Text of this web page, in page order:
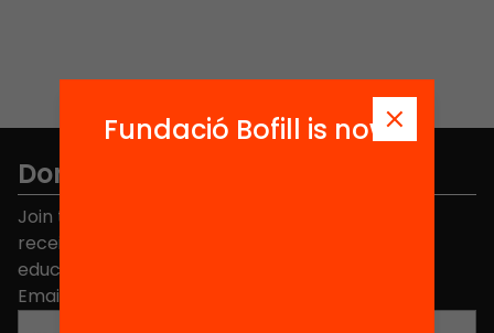
Don't miss anything.
Join the more than 40,000 people who already
receive news about initiatives and projects for
educational change in Catalonia.
Email address
Fundació Bofill is now